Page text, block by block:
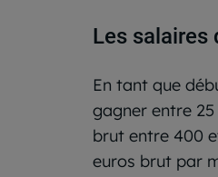
Les salaires
En tant que
gagner entre
brut entre 400
euros brut par